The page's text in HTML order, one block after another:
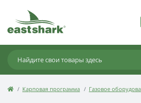
Карповая программа Газовое